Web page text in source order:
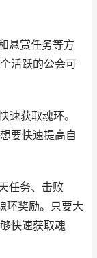
悬赏任务等方
活跃的公会可
速获取魂环。
要快速提高自
任务、击败
环奖励。只要大
快速获取魂